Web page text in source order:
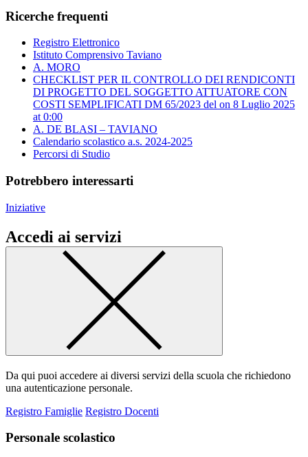
Ricerche frequenti
Registro Elettronico
Istituto Comprensivo Taviano
A. MORO
CHECKLIST PER IL CONTROLLO DEI RENDICONTI
DI PROGETTO DEL SOGGETTO ATTUATORE CON
COSTI SEMPLIFICATI DM 65/2023 del ​on 8 Luglio 2025
at 0:00
A. DE BLASI – TAVIANO
Calendario scolastico a.s. 2024-2025
Percorsi di Studio
Potrebbero interessarti
Iniziative
Accedi ai servizi
Da qui puoi accedere ai diversi servizi della scuola che richiedono
una autenticazione personale.
Registro Famiglie Registro Docenti
Personale scolastico